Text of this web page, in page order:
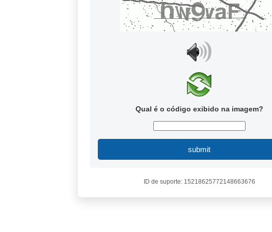
Qual é o código exibido na imagem?
submit
ID de suporte: 15218625772148663676